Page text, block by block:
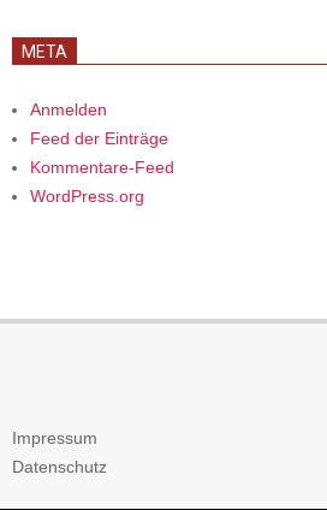
META
Anmelden
Feed der Einträge
Kommentare-Feed
WordPress.org
Impressum
Datenschutz